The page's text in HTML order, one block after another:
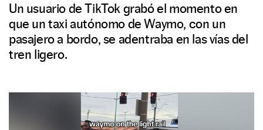
Un usuario de TikTok grabó el momento en
que un taxi autónomo de Waymo, con un
pasajero a bordo, se adentraba en las vías del
tren ligero.